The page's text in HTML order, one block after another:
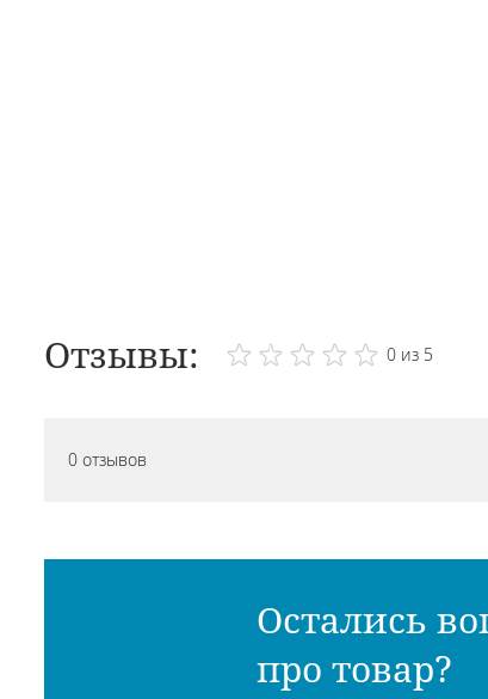
Отзывы: 0 из 5
0 отзывов
Остались
про товар?